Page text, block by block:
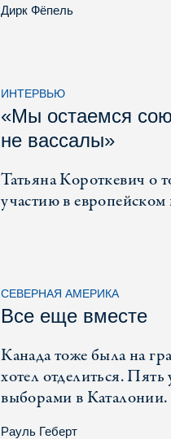
Дирк Фёпель
ИНТЕРВЬЮ
«Мы остаемся
не вассалы»
Татьяна Короткевич о
участию в европейском
СЕВЕРНАЯ АМЕРИКА
Все еще вместе
Канада тоже была на
хотел отделиться.
выборами в Каталонии.
Рауль Геберт